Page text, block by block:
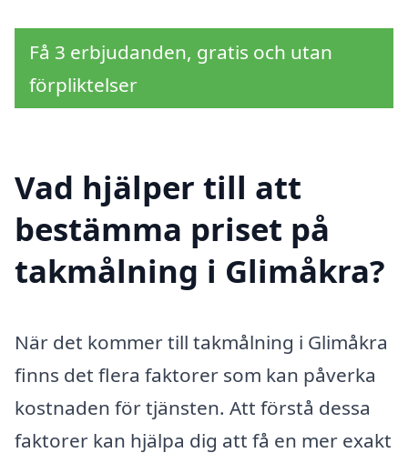
Få 3 erbjudanden, gratis och utan
förpliktelser
Vad hjälper till att
bestämma priset på
takmålning i Glimåkra?
När det kommer till takmålning i Glimåkra
finns det flera faktorer som kan påverka
kostnaden för tjänsten. Att förstå dessa
faktorer kan hjälpa dig att få en mer exakt